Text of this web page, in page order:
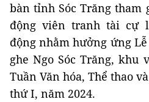
bàn tỉnh Sóc Trăng tham
động viên tranh tài cự
động nhằm hưởng ứng
ghe Ngo Sóc Trăng, khu
Tuần Văn hóa, Thể thao
thứ I, năm 2024.